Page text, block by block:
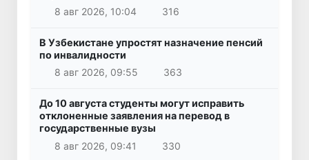
8 авг 2026, 10:04
316
В Узбекистане упростят назначение пенсий
по инвалидности
8 авг 2026, 09:55
363
До 10 августа студенты могут исправить
отклоненные заявления на перевод в
государственные вузы
8 авг 2026, 09:41
330